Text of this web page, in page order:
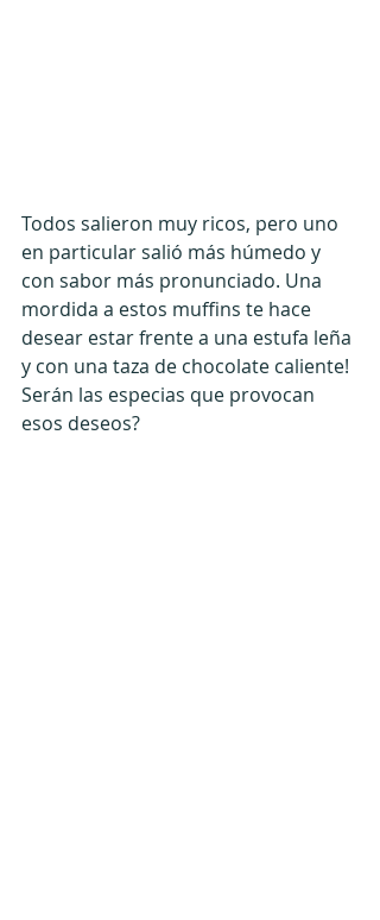
Todos salieron muy ricos, pero uno
en particular salió más húmedo y
con sabor más pronunciado. Una
mordida a estos muffins te hace
desear estar frente a una estufa leña
y con una taza de chocolate caliente!
Serán las especias que provocan
esos deseos?